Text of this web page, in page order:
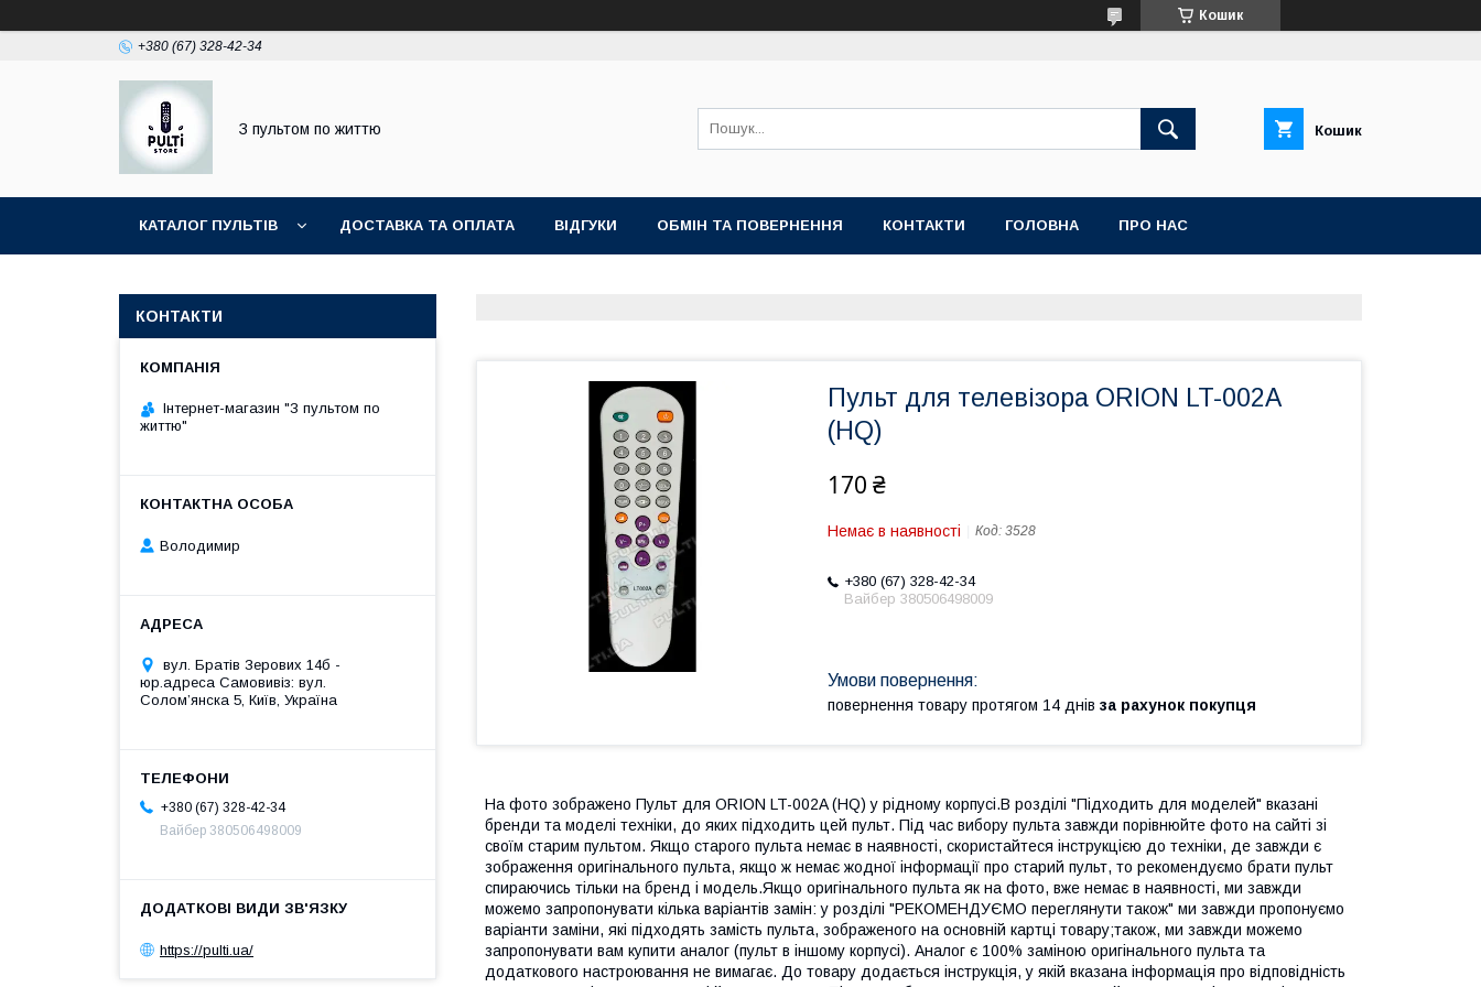
Кошик
+380 (67) 328-42-34
З пультом по життю Кошик
КАТАЛОГ ПУЛЬТІВ ДОСТАВКА ТА ОПЛАТА ВІДГУКИ ОБМІН ТА ПОВЕРНЕННЯ КОНТАКТИ ГОЛОВНА ПРО НАС
Пульт для телевізора ORION LT-002A
(HQ)
170 ₴
Немає в наявності Код: 3528
+380 (67) 328-42-34
Вайбер 380506498009
повернення товару протягом 14 днів за рахунок покупця
На фото зображено Пульт для ORION LT-002A (HQ) у рідному корпусі.В розділі "Підходить для моделей" вказані
бренди та моделі техніки, до яких підходить цей пульт. Під час вибору пульта завжди порівнюйте фото на сайті зі
своїм старим пультом. Якщо старого пульта немає в наявності, скористайтеся інструкцією до техніки, де завжди є
зображення оригінального пульта, якщо ж немає жодної інформації про старий пульт, то рекомендуємо брати пульт
спираючись тільки на бренд і модель.Якщо оригінального пульта як на фото, вже немає в наявності, ми завжди
можемо запропонувати кілька варіантів замін: у розділі "РЕКОМЕНДУЄМО переглянути також" ми завжди пропонуємо
варіанти заміни, які підходять замість пульта, зображеного на основній картці товару;також, ми завжди можемо
запропонувати вам купити аналог (пульт в іншому корпусі). Аналог є 100% заміною оригінального пульта та
додаткового настроювання не вимагає. До товару додається інструкція, у якій вказана інформація про відповідність
КОНТАКТИ
Інтернет-магазин "З пультом по
життю"
Володимир
вул. Братів Зерових 14б -
юр.адреса Самовивіз: вул.
Соломʼянска 5, Київ, Україна
+380 (67) 328-42-34
Вайбер 380506498009
https://pulti.ua/